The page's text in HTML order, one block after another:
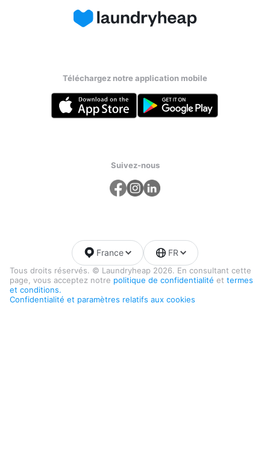
Téléchargez notre application mobile
Suivez-nous
Tous droits réservés. © Laundryheap 2026. En consultant cette
page, vous acceptez notre politique de confidentialité et termes
et conditions.
Confidentialité et paramètres relatifs aux cookies
France FR